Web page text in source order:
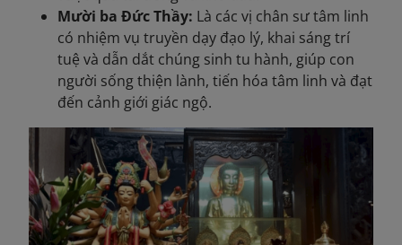
Mười ba Đức Thầy: Là các vị chân sư tâm linh
có nhiệm vụ truyền dạy đạo lý, khai sáng trí
tuệ và dẫn dắt chúng sinh tu hành, giúp con
người sống thiện lành, tiến hóa tâm linh và đạt
đến cảnh giới giác ngộ.